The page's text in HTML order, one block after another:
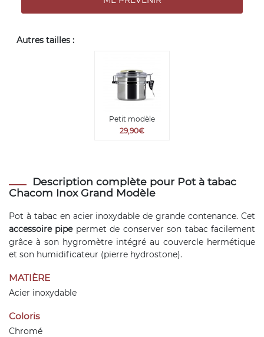
Autres tailles :
Petit modèle
29,90€
Description complète pour Pot à tabac
Chacom Inox Grand Modèle
Pot à tabac en acier inoxydable de grande contenance. Cet
accessoire pipepermet de conserver son tabac facilement
grâce à son hygromètre intégré au couvercle hermétique
et son humidificateur (pierre hydrostone).
MATIÈRE
Acier inoxydable
Coloris
Chromé